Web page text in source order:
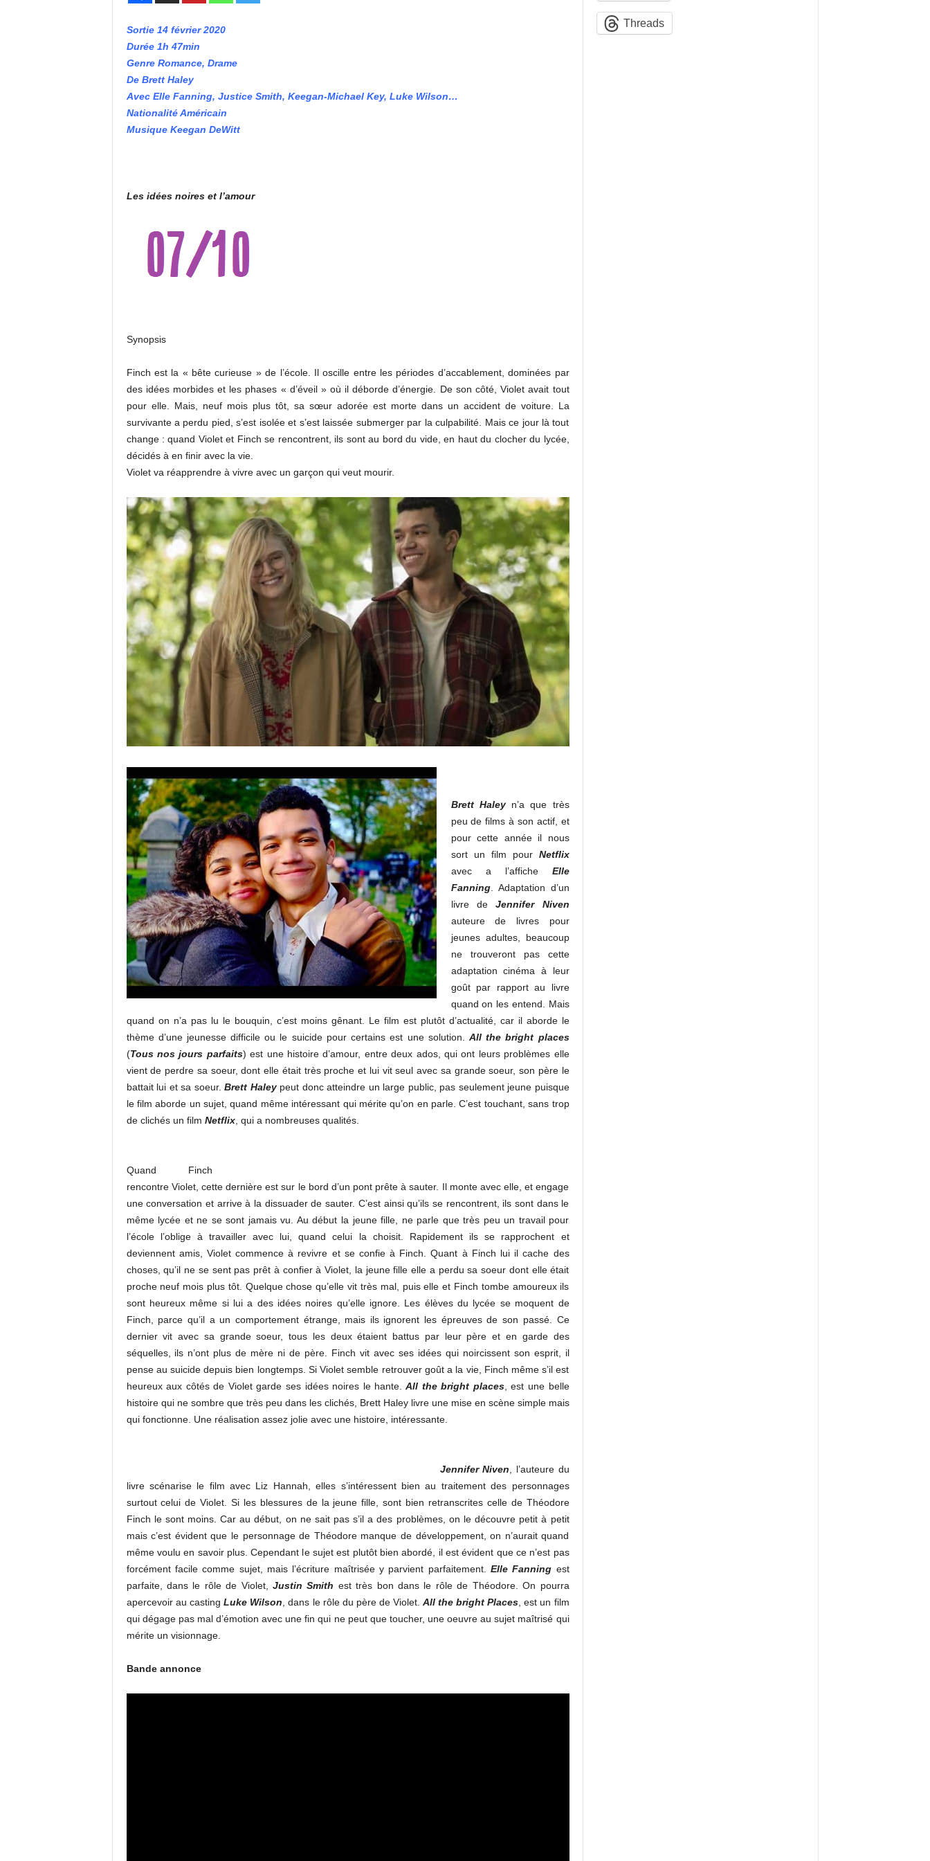
Sortie 14 février 2020
Durée 1h 47min
Genre Romance, Drame
De Brett Haley
Avec Elle Fanning, Justice Smith, Keegan-Michael Key, Luke Wilson…
Nationalité Américain
Musique Keegan DeWitt
Les idées noires et l’amour
Synopsis
Finch est la « bête curieuse » de l’école. Il oscille entre les périodes d’accablement, dominées par
des idées morbides et les phases « d’éveil » où il déborde d’énergie. De son côté, Violet avait tout
pour elle. Mais, neuf mois plus tôt, sa sœur adorée est morte dans un accident de voiture. La
survivante a perdu pied, s’est isolée et s’est laissée submerger par la culpabilité. Mais ce jour là tout
change : quand Violet et Finch se rencontrent, ils sont au bord du vide, en haut du clocher du lycée,
décidés à en finir avec la vie.
Violet va réapprendre à vivre avec un garçon qui veut mourir.
Brett Haleyn’a que très
peu de films à son actif, et
pour cette année il nous
sort un film pour Netflix
avec a l’affiche Elle
Fanning. Adaptation d’un
livre deJennifer Niven
auteure de livres pour
jeunes adultes, beaucoup
ne trouveront pas cette
adaptation cinéma à leur
goût par rapport au livre
quand on les entend. Mais
quand on n’a pas lu le bouquin, c’est moins gênant. Le film est plutôt d’actualité, car il aborde le
thème d’une jeunesse difficile ou le suicide pour certains est une solution. All the bright places
(Tous nos jours parfaits) est une histoire d’amour, entre deux ados, qui ont leurs problèmes elle
vient de perdre sa soeur, dont elle était très proche et lui vit seul avec sa grande soeur, son père le
battait lui et sa soeur. Brett Haley peut donc atteindre un large public, pas seulement jeune puisque
le film aborde un sujet, quand même intéressant qui mérite qu’on en parle. C’est touchant, sans trop
de clichés un film Netflix, qui a nombreuses qualités.
Quand Finch
rencontre Violet, cette dernière est sur le bord d’un pont prête à sauter. Il monte avec elle, et engage
une conversation et arrive à la dissuader de sauter. C’est ainsi qu’ils se rencontrent, ils sont dans le
même lycée et ne se sont jamais vu. Au début la jeune fille, ne parle que très peu un travail pour
l’école l’oblige à travailler avec lui, quand celui la choisit. Rapidement ils se rapprochent et
deviennent amis, Violet commence à revivre et se confie à Finch. Quant à Finch lui il cache des
choses, qu’il ne se sent pas prêt à confier à Violet, la jeune fille elle a perdu sa soeur dont elle était
proche neuf mois plus tôt. Quelque chose qu’elle vit très mal, puis elle et Finch tombe amoureux ils
sont heureux même si lui a des idées noires qu’elle ignore. Les élèves du lycée se moquent de
Finch, parce qu’il a un comportement étrange, mais ils ignorent les épreuves de son passé. Ce
dernier vit avec sa grande soeur, tous les deux étaient battus par leur père et en garde des
séquelles, ils n’ont plus de mère ni de père. Finch vit avec ses idées qui noircissent son esprit, il
pense au suicide depuis bien longtemps. Si Violet semble retrouver goût a la vie, Finch même s’il est
heureux aux côtés de Violet garde ses idées noires le hante. All the bright places, est une belle
histoire qui ne sombre que très peu dans les clichés, Brett Haley livre une mise en scène simple mais
qui fonctionne. Une réalisation assez jolie avec une histoire, intéressante.
Jennifer Niven, l’auteure du
livre scénarise le film avec Liz Hannah, elles s’intéressent bien au traitement des personnages
surtout celui de Violet. Si les blessures de la jeune fille, sont bien retranscrites celle de Théodore
Finch le sont moins. Car au début, on ne sait pas s’il a des problèmes, on le découvre petit à petit
mais c’est évident que le personnage de Théodore manque de développement, on n’aurait quand
même voulu en savoir plus. Cependant le sujet est plutôt bien abordé, il est évident que ce n’est pas
forcément facile comme sujet, mais l’écriture maîtrisée y parvient parfaitement. Elle Fanning est
parfaite, dans le rôle de Violet, Justin Smith est très bon dans le rôle de Théodore. On pourra
apercevoir au casting Luke Wilson, dans le rôle du père de Violet. All the bright Places, est un film
qui dégage pas mal d’émotion avec une fin qui ne peut que toucher, une oeuvre au sujet maîtrisé qui
mérite un visionnage.
Bande annonce
Threads